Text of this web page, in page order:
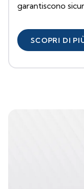
garantiscono
SCOPRI DI